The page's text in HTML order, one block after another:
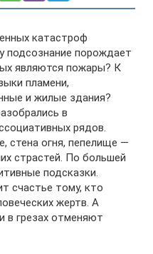
катастроф
подсознание порождает
являются пожары? К
пламени,
и жилые здания?
в
рядов.
стена огня, пепелище —
страстей. По большей
подсказки.
счастье тому, кто
жертв. А
в грезах отменяют